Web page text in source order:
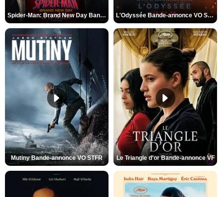
Spider-Man: Brand New Day Bande-annonce VO STFR L'Odyssée Bande-annonce VO STFR
Mutiny Bande-annonce VO STFR Le Triangle d'or Bande-annonce VF